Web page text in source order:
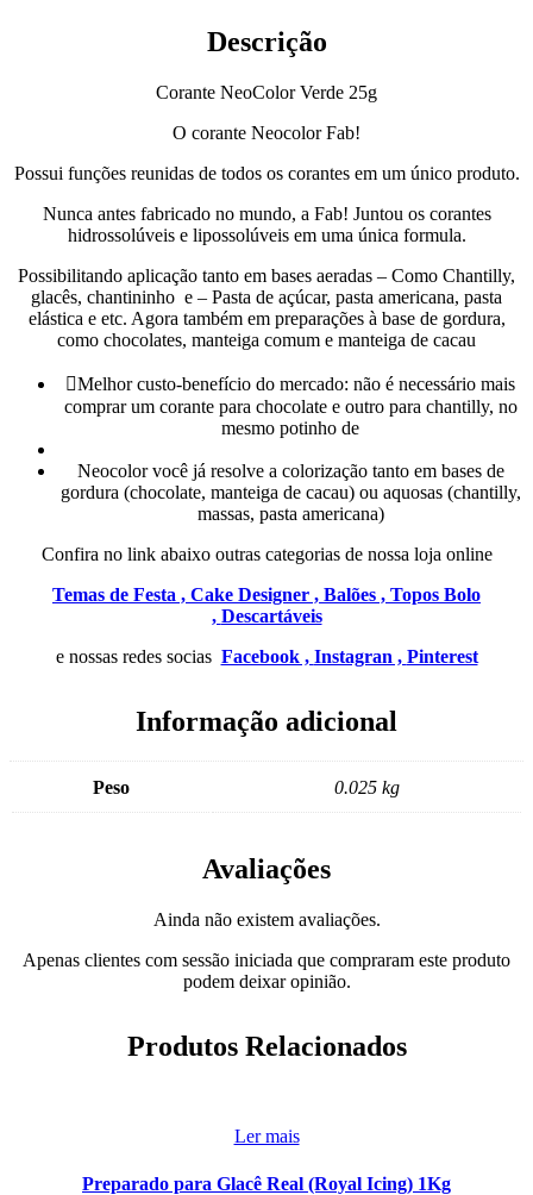
Descrição
Corante NeoColor Verde 25g
O corante Neocolor Fab!
Possui funções reunidas de todos os corantes em um único produto.
Nunca antes fabricado no mundo, a Fab! Juntou os corantes
hidrossolúveis e lipossolúveis em uma única formula.
Possibilitando aplicação tanto em bases aeradas – Como Chantilly,
glacês, chantininho e – Pasta de açúcar, pasta americana, pasta
elástica e etc. Agora também em preparações à base de gordura,
como chocolates, manteiga comum e manteiga de cacau
Melhor custo-benefício do mercado: não é necessário mais
comprar um corante para chocolate e outro para chantilly, no
mesmo potinho de
Neocolor você já resolve a colorização tanto em bases de
gordura (chocolate, manteiga de cacau) ou aquosas (chantilly,
massas, pasta americana)
Confira no link abaixo outras categorias de nossa loja online
Temas de Festa , Cake Designer , Balões , Topos Bolo
, Descartáveis
e nossas redes socias Facebook , Instagran , Pinterest
Informação adicional
Peso 0.025 kg
Avaliações
Ainda não existem avaliações.
Apenas clientes com sessão iniciada que compraram este produto
podem deixar opinião.
Produtos Relacionados
Ler mais
Preparado para Glacê Real (Royal Icing) 1Kg